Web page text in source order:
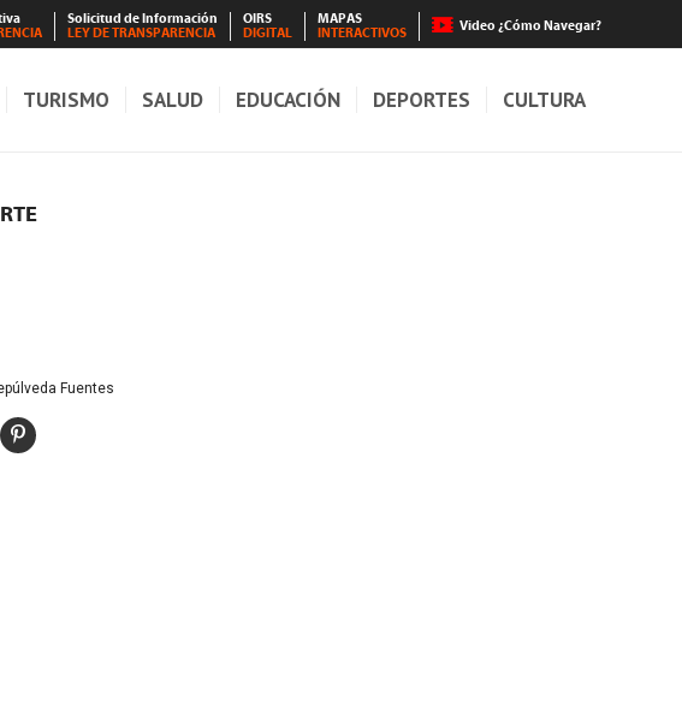
Solicitud de Información
LEY DE TRANSPARENCIA
OIRS
DIGITAL
MAPAS
INTERACTIVOS
Video ¿Cómo Navegar?
TURISMO SALUD EDUCACIÓN DEPORTES CULTURA
Fuentes